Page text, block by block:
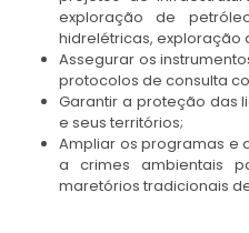
exploração de
hidrelétricas, exploração
Assegurar os
protocolos de consulta
Garantir a proteção das
e seus territórios;
Ampliar os programas e
a crimes ambientais
maretórios tradicionais